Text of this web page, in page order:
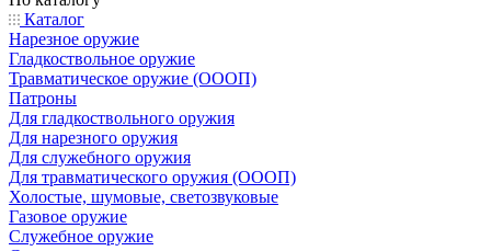
Каталог
Нарезное оружие
Гладкоствольное оружие
Травматическое оружие (ОООП)
Патроны
Для гладкоствольного оружия
Для нарезного оружия
Для служебного оружия
Для травматического оружия (ОООП)
Холостые, шумовые, светозвуковые
Газовое оружие
Служебное оружие